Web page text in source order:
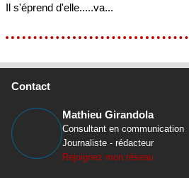
Il s'éprend d'elle.....va...
Contact
Mathieu Girandola
Consultant en communication
Journaliste - rédacteur
Rejoignez mon réseau